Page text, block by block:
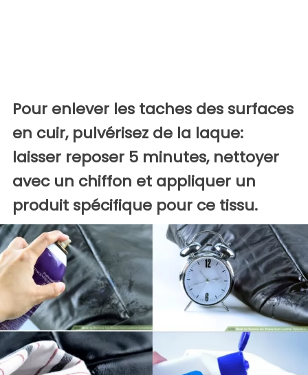
Pour enlever les taches des surfaces
en cuir, pulvérisez de la laque:
laisser reposer 5 minutes, nettoyer
avec un chiffon et appliquer un
produit spécifique pour ce tissu.